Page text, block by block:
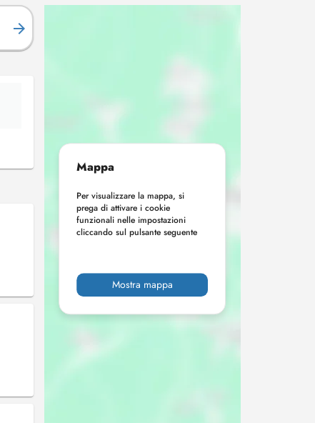
Mappa
Per visualizzare la mappa, si
prega di attivare i cookie
funzionali nelle impostazioni
cliccando sul pulsante seguente
Mostra mappa